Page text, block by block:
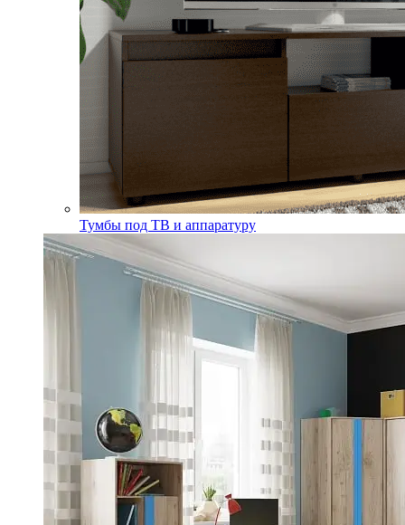
Тумбы под ТВ и аппаратуру